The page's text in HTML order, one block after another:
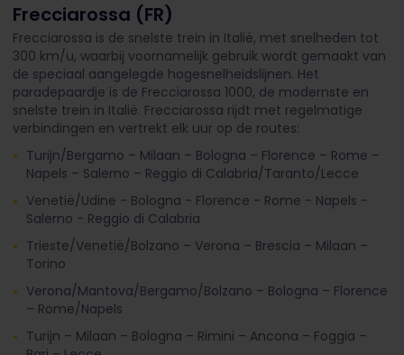
Frecciarossa (FR)
Frecciarossa is de snelste trein in Italië, met snelheden tot
300 km/u, waarbij voornamelijk gebruik wordt gemaakt van
de speciaal aangelegde hogesnelheidslijnen. Het
paradepaardje is de Frecciarossa 1000, de modernste en
snelste trein in Italië. Frecciarossa rijdt met regelmatige
verbindingen en vertrekt elk uur op de routes:
Turijn/Bergamo – Milaan – Bologna – Florence – Rome –
Napels – Salerno – Reggio di Calabria/Taranto/Lecce
Venetië/Udine - Bologna - Florence - Rome - Napels -
Salerno - Reggio di Calabria
Trieste/Venetië/Bolzano – Verona – Brescia – Milaan –
Torino
Verona/Mantova/Bergamo/Bolzano – Bologna – Florence
– Rome/Napels
Turijn – Milaan – Bologna – Rimini – Ancona – Foggia –